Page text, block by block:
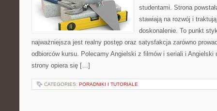
studentami. Strona
stawiają na rozwój i
doskonalenie. To punkt
najważniejsza jest realny postęp oraz satysfakcja zarówno
odbiorców kursu. Polecamy Angielski z filmów i seriali i Angielski
strony opiera się […]
CATEGORIES: PORADNIKI I TUTORIALE